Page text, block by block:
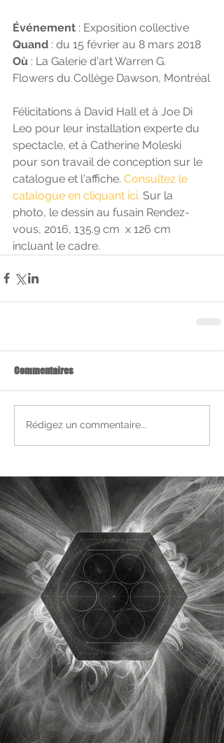
Événement : Exposition collective
Quand : du 15 février au 8 mars 2018
Où : La Galerie d'art Warren G.
Flowers du Collège Dawson, Montréal
Félicitations à David Hall et à Joe Di
Leo pour leur installation experte du
spectacle, et à Catherine Moleski
pour son travail de conception sur le
catalogue et l'affiche. Consultez le
catalogue en cliquant ici. Sur la
photo, le dessin au fusain Rendez-
vous, 2016, 135.9 cm  x 126 cm
incluant le cadre.
Commentaires
Rédigez un commentaire...